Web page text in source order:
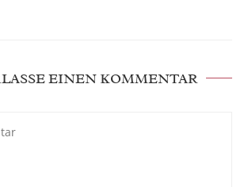
EINEN KOMMENTAR